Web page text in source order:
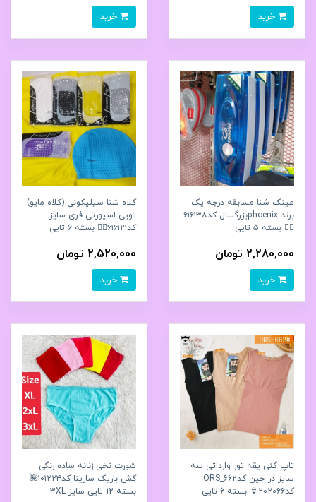
عینک شنا مسابقه درجه یک
برند phoenixبزرگسال کد۶۱۶۱۳۸
🧘‍♂️ بسته 5 تایی
2,280,000 تومان
کلاه شنا سیلیکونی (کلاه مایو)
توپی اسپورتی فری سایز
کد۶۱۶۱۲۱🧘‍♂️ بسته 6 تایی
2,520,000 تومان
تاپ گنی یقه تور وارداتی سه
سایز در جین کدORS_662
کد۲۰۲۰۶۶👙 بسته 6 تایی
شورت نخی زنانه ساده رنگی
کش باریک سارینا کد۱۰۱۲۲۴🌺
بسته 12 تایی سایز 3XL